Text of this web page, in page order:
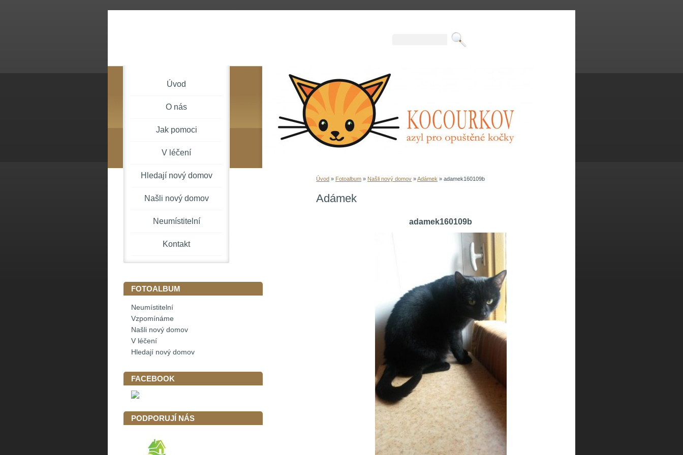
Úvod » Fotoalbum » Našli nový domov »Adámek » adamek160109b
Adámek
adamek160109b
Úvod
O nás
Jak pomoci
V léčení
Hledají nový domov
Našli nový domov
Neumístitelní
Kontakt
FOTOALBUM
Neumístitelní
Vzpomínáme
Našli nový domov
V léčení
Hledají nový domov
FACEBOOK
PODPORUJÍ NÁS